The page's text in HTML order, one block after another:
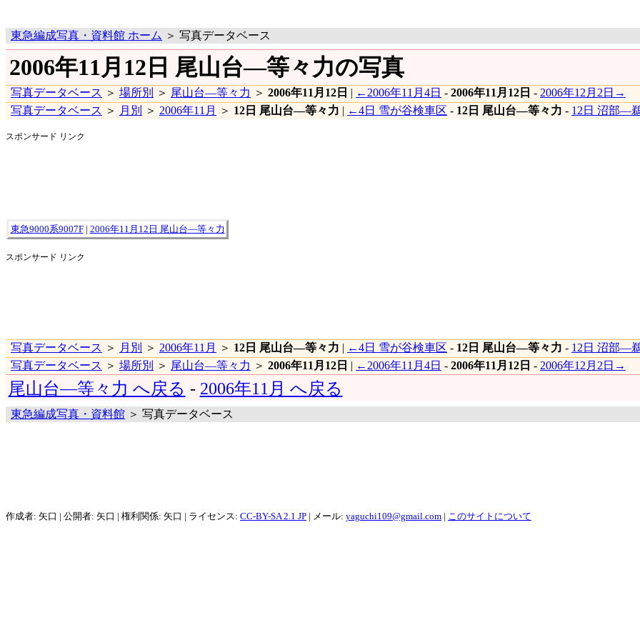
東急編成写真・資料館 ホーム ＞ 写真データベース
2006年11月12日 尾山台―等々力の写真
写真データベース ＞ 場所別 ＞ 尾山台―等々力 ＞ 2006年11月12日 | ←2006年11月4日 - 2006年11月12日 - 2006年12月2日→
写真データベース ＞ 月別 ＞ 2006年11月 ＞ 12日 尾山台―等々力 | ←4日 雪が谷検車区 - 12日 尾山台―等々力 - 12日 沼部―
スポンサード リンク
東急9000系9007F| 2006年11月12日 尾山台―等々力
スポンサード リンク
写真データベース ＞ 月別 ＞ 2006年11月 ＞ 12日 尾山台―等々力 | ←4日 雪が谷検車区 - 12日 尾山台―等々力 - 12日 沼部―
写真データベース ＞ 場所別 ＞ 尾山台―等々力 ＞ 2006年11月12日 | ←2006年11月4日 - 2006年11月12日 - 2006年12月2日→
尾山台―等々力 へ戻る - 2006年11月 へ戻る
東急編成写真・資料館 ＞ 写真データベース
作成者: 矢口 | 公開者: 矢口 | 権利関係: 矢口 | ライセンス: CC-BY-SA 2.1 JP | メール: yaguchi109@gmail.com このサイトについて